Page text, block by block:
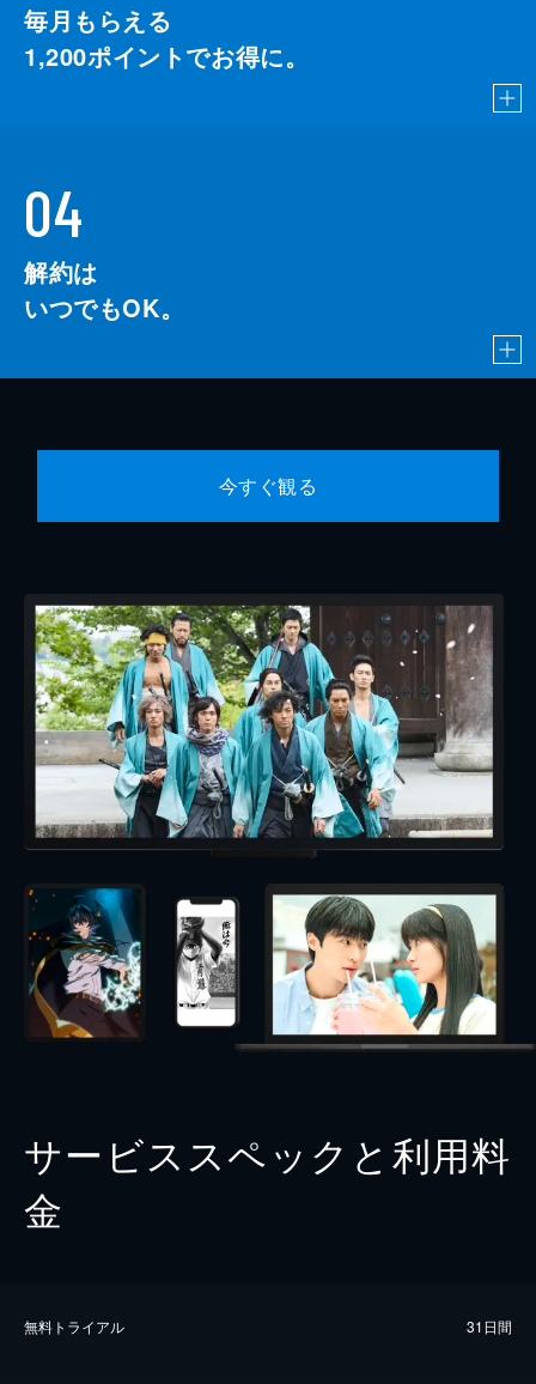
毎月もらえる
1,200ポイントでお得に。
04
解約は
いつでもOK。
今すぐ観る
サービススペックと利用料
金
無料トライアル 31日間